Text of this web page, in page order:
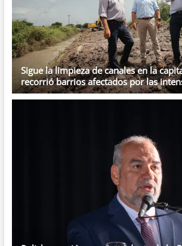
Sigue la limpieza de canales en la
recorrió barrios afectados por las